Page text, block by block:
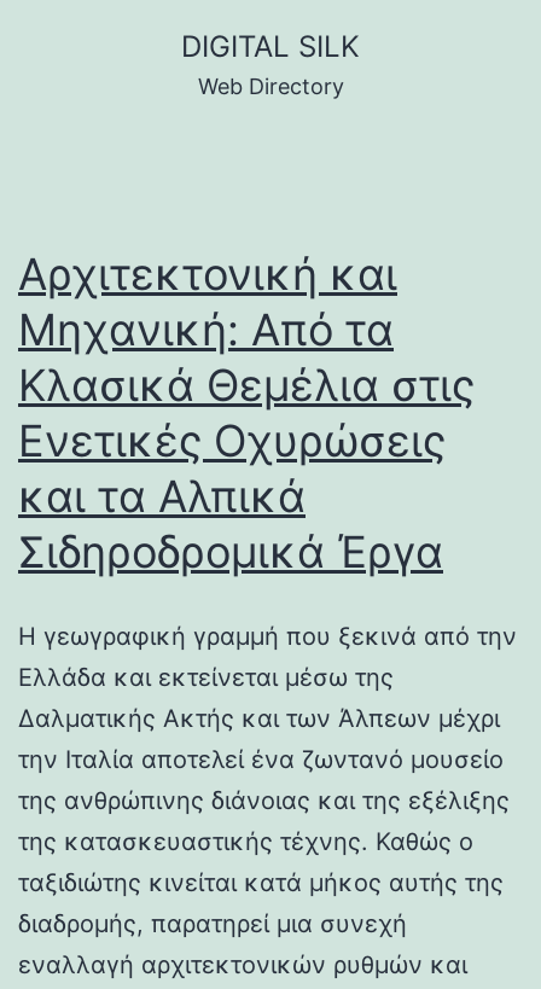
DIGITAL SILK
Web Directory
Αρχιτεκτονική και
Μηχανική: Από τα
Κλασικά Θεμέλια στις
Ενετικές Οχυρώσεις
και τα Αλπικά
Σιδηροδρομικά Έργα
Η γεωγραφική γραμμή που ξεκινά από την
Ελλάδα και εκτείνεται μέσω της
Δαλματικής Ακτής και των Άλπεων μέχρι
την Ιταλία αποτελεί ένα ζωντανό μουσείο
της ανθρώπινης διάνοιας και της εξέλιξης
της κατασκευαστικής τέχνης. Καθώς ο
ταξιδιώτης κινείται κατά μήκος αυτής της
διαδρομής, παρατηρεί μια συνεχή
εναλλαγή αρχιτεκτονικών ρυθμών και